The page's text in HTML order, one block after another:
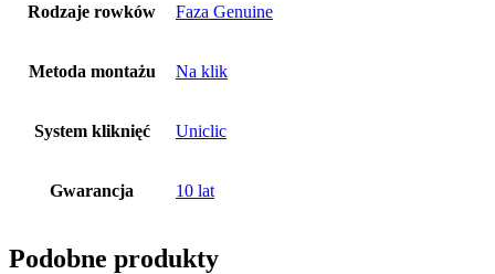
Rodzaje rowków Faza Genuine
Metoda montażu Na klik
System kliknięć Uniclic
Gwarancja 10 lat
Podobne produkty